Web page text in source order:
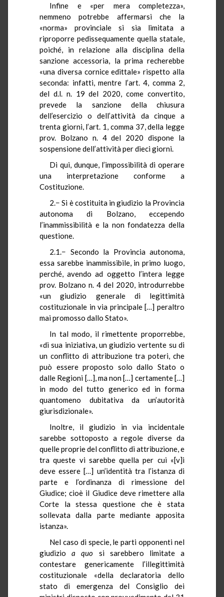
Infine e «per mera completezza»,
nemmeno potrebbe affermarsi che la
«norma» provinciale si sia limitata a
riproporre pedissequamente quella statale,
poiché, in relazione alla disciplina della
sanzione accessoria, la prima recherebbe
«una diversa cornice edittale» rispetto alla
seconda: infatti, mentre l’art. 4, comma 2,
del d.l. n. 19 del 2020, come convertito,
prevede la sanzione della chiusura
dell’esercizio o dell’attività da cinque a
trenta giorni, l’art. 1, comma 37, della legge
prov. Bolzano n. 4 del 2020 dispone la
sospensione dell’attività per dieci giorni.
Di qui, dunque, l’impossibilità di operare
una interpretazione conforme a
Costituzione.
2.− Si è costituita in giudizio la Provincia
autonoma di Bolzano, eccependo
l’inammissibilità e la non fondatezza della
questione.
2.1.− Secondo la Provincia autonoma,
essa sarebbe inammissibile, in primo luogo,
perché, avendo ad oggetto l’intera legge
prov. Bolzano n. 4 del 2020, introdurrebbe
«un giudizio generale di legittimità
costituzionale in via principale […] peraltro
mai promosso dallo Stato».
In tal modo, il rimettente proporrebbe,
«di sua iniziativa, un giudizio vertente su di
un conflitto di attribuzione tra poteri, che
può essere proposto solo dallo Stato o
dalle Regioni […], ma non […] certamente […]
in modo del tutto generico ed in forma
quantomeno dubitativa da un’autorità
giurisdizionale».
Inoltre, il giudizio in via incidentale
sarebbe sottoposto a regole diverse da
quelle proprie del conflitto di attribuzione, e
tra queste vi sarebbe quella per cui «[v]i
deve essere […] un’identità tra l’istanza di
parte e l’ordinanza di rimessione del
Giudice; cioè il Giudice deve rimettere alla
Corte la stessa questione che è stata
sollevata dalla parte mediante apposita
istanza».
Nel caso di specie, le parti opponenti nel
giudizioa quo si sarebbero limitate a
contestare genericamente l’illegittimità
costituzionale «della declaratoria dello
stato di emergenza del Consiglio dei